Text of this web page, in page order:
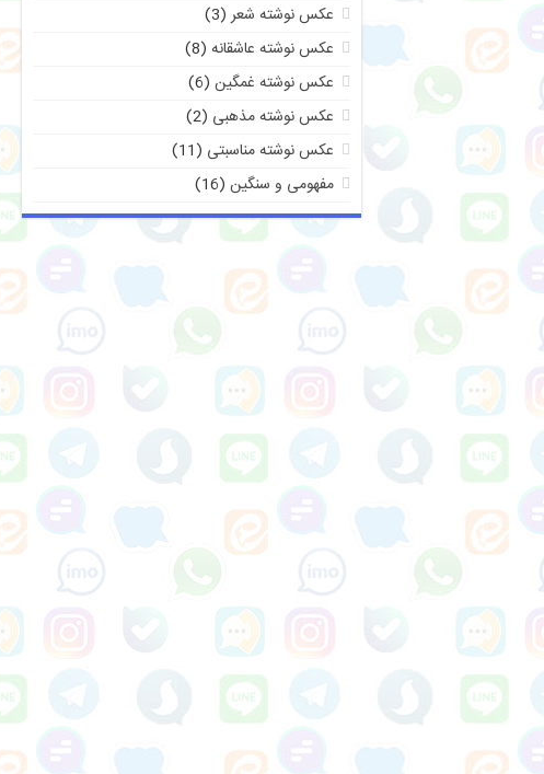
عکس نوشته شعر(3)
عکس نوشته عاشقانه (8)
عکس نوشته غمگین (6)
عکس نوشته مذهبی (2)
عکس نوشته مناسبتی (11)
مفهومی و سنگین (16)